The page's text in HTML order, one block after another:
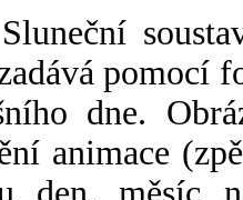
pomocí
dne.
animace